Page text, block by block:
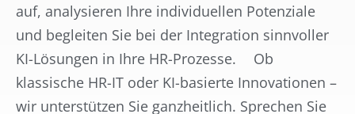
auf, analysieren Ihre individuellen Potenziale
und begleiten Sie bei der Integration sinnvoller
KI-Lösungen in Ihre HR-Prozesse. Ob
klassische HR-IT oder KI-basierte Innovationen –
wir unterstützen Sie ganzheitlich. Sprechen Sie